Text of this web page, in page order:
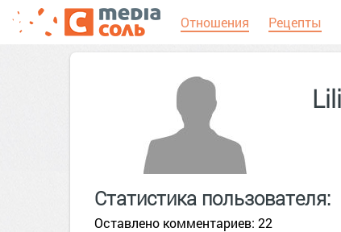
Отношения Рецепты
Статистика пользователя:
Оставлено комментариев: 22